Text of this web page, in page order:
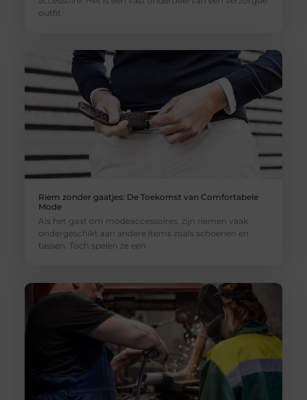
outfit
Riem zonder gaatjes: De Toekomst van Comfortabele
Mode
Als het gaat om modeaccessoires, zijn riemen vaak
ondergeschikt aan andere items zoals schoenen en
tassen. Toch spelen ze een